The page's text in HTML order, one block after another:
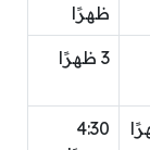
ظهرًا
3 ظهرًا
4:30